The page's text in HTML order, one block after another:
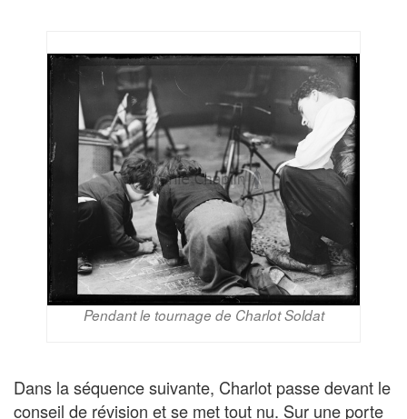
Pendant le tournage de Charlot Soldat
Dans la séquence suivante, Charlot passe devant le
conseil de révision et se met tout nu. Sur une porte